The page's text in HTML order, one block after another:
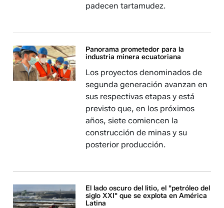
padecen tartamudez.
Panorama prometedor para la
industria minera ecuatoriana
Los proyectos denominados de
segunda generación avanzan en
sus respectivas etapas y está
previsto que, en los próximos
años, siete comiencen la
construcción de minas y su
posterior producción.
El lado oscuro del litio, el "petróleo del
siglo XXI" que se explota en América
Latina